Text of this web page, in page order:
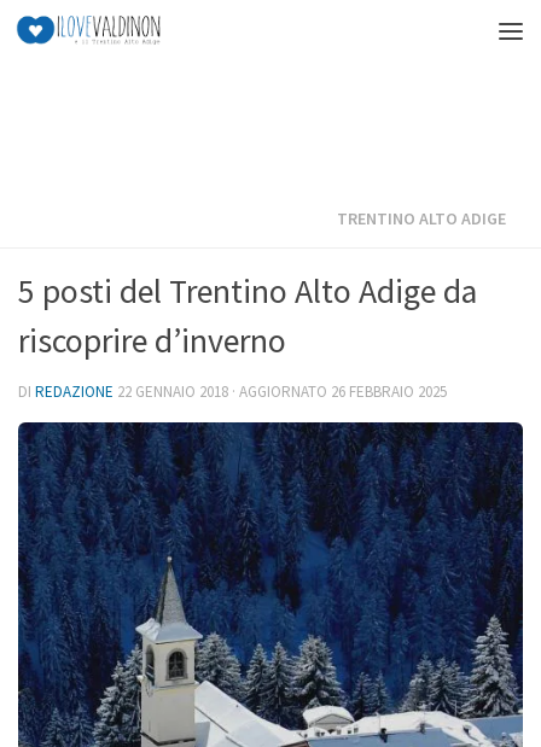
Salta al contenuto
TRENTINO ALTO ADIGE
5 posti del Trentino Alto Adige da
riscoprire d’inverno
DI REDAZIONE 22 GENNAIO 2018 · AGGIORNATO 26 FEBBRAIO 2025